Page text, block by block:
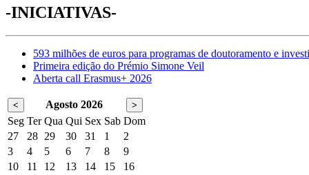
-INICIATIVAS-
593 milhões de euros para programas de doutoramento e
Primeira edição do Prémio Simone Veil
Aberta call Erasmus+ 2026
< Agosto 2026 >
Seg Ter Qua Qui Sex Sab Dom
27
28 29 30 31 1
2
3
4 5 6 7 8
9
10
11 12 13 14 15
16